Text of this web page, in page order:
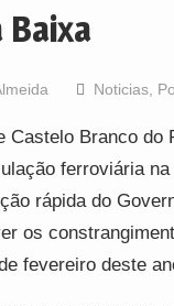
Baixa
Noticias,
Castelo Branco do
ferroviária
rápida do
os
fevereiro deste